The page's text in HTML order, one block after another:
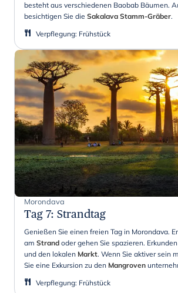
besteht aus verschiedenen Baobab Bäumen.
besichtigen Sie die Sakalava Stamm-Gräber.
Verpflegung: Frühstück
Morondava
Tag 7: Strandtag
Genießen Sie einen freien Tag in Morondava.
am Strand oder gehen Sie spazieren.
und den lokalen Markt. Wenn Sie aktiver sein
Sie eine Exkursion zu den Mangroven
Verpflegung: Frühstück